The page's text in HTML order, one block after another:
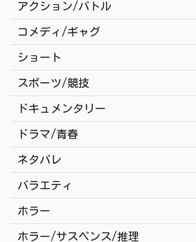
アクション/バトル
コメディ/ギャグ
ショート
スポーツ/競技
ドキュメンタリー
ドラマ/青春
ネタバレ
バラエティ
ホラー
ホラー/サスペンス/推理